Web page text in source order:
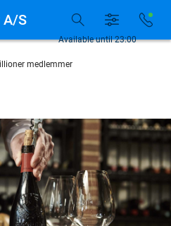
7 dage om ugen
medlemmer
7 dage om ugen
medlemmer
Available until 23:00
A/S